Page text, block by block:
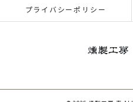
プライバシーポリシー